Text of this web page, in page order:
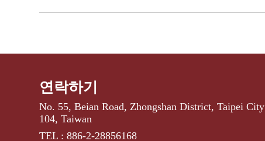
연락하기
No. 55, Beian Road, Zhongshan District, Taipei City
104, Taiwan
TEL : 886-2-28856168